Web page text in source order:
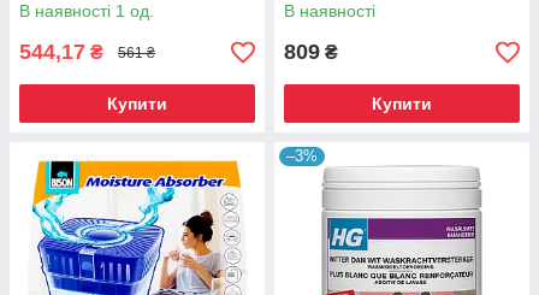
В наявності 1 од.
544,17 ₴ 561 ₴
Купити
В наявності
809 ₴
Купити
–3%